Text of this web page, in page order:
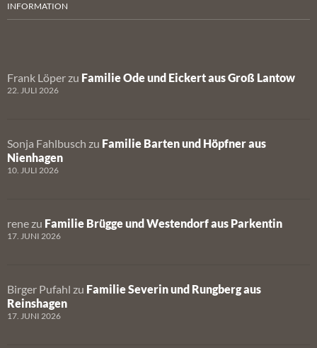
INFORMATION
Frank Löper zu Familie Ode und Eickert aus Groß Lantow
22. JULI 2026
Sonja Fahlbusch zu Familie Barten und Höpfner aus
Nienhagen
10. JULI 2026
rene zu Familie Brügge und Westendorf aus Parkentin
17. JUNI 2026
Birger Pufahl zu Familie Severin und Rungberg aus
Reinshagen
17. JUNI 2026